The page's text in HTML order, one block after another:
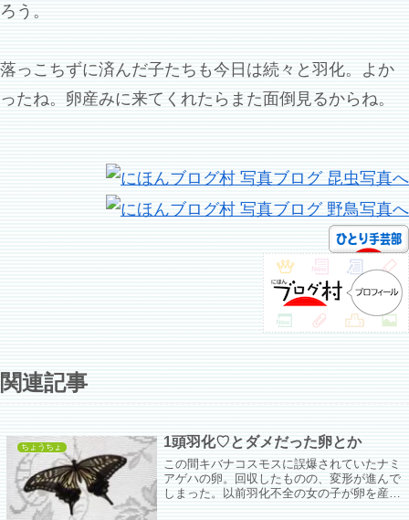
ろう。
落っこちずに済んだ子たちも今日は続々と羽化。よか
ったね。卵産みに来てくれたらまた面倒見るからね。
関連記事
ちょうちょ 1頭羽化♡とダメだった卵とか
この間キバナコスモスに誤爆されていたナミ
アゲハの卵。回収したものの、変形が進んで
しまった。以前羽化不全の女の子が卵を産ん